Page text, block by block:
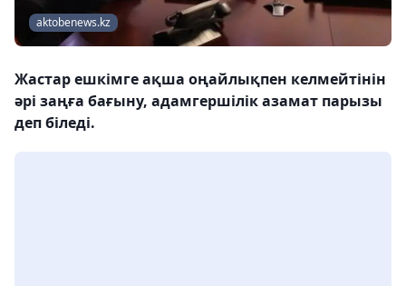
aktobenews.kz
Жастар ешкімге ақша оңайлықпен келмейтінін
әрі заңға бағыну, адамгершілік азамат парызы
деп біледі.